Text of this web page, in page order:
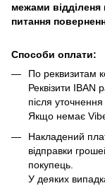
межами
питання
Способи оплати:
По реквизитам
Реквізити
після
Якщо немає
Накладений
відправки
покупець.
У деяких